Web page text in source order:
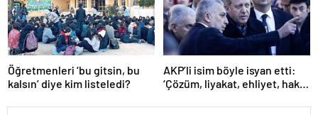
Öğretmenleri ‘bu gitsin, bu
kalsın’ diye kim listeledi?
AKP’li isim böyle isyan etti:
‘Çözüm, liyakat, ehliyet, hak,